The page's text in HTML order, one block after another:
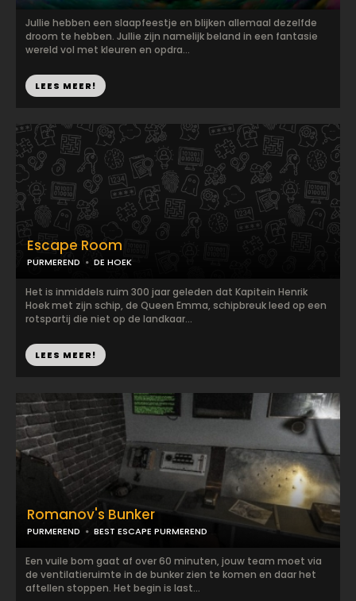
Escape Room
PURMEREND DE HOEK
Het is inmiddels ruim 300 jaar geleden dat Kapitein Henrik
Hoek met zijn schip, de Queen Emma, schipbreuk leed op een
rotspartij die niet op de landkaar...
LEES MEER!
Jullie hebben een slaapfeestje en blijken allemaal dezelfde
droom te hebben. Jullie zijn namelijk beland in een fantasie
wereld vol met kleuren en opdra...
LEES MEER!
Romanov's Bunker
PURMEREND BEST ESCAPE PURMEREND
Een vuile bom gaat af over 60 minuten, jouw team moet via
de ventilatieruimte in de bunker zien te komen en daar het
aftellen stoppen. Het begin is last...